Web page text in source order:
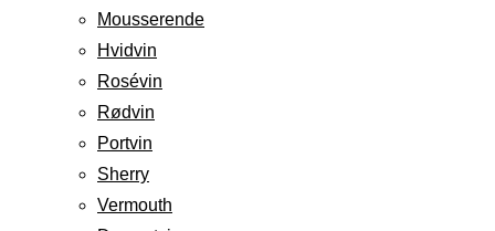
Mousserende
Hvidvin
Rosévin
Rødvin
Portvin
Sherry
Vermouth